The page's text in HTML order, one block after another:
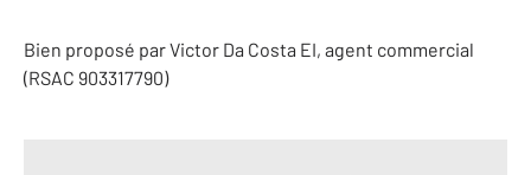
Bien proposé parVictor Da Costa EI, agent commercial
(RSAC 903317790)